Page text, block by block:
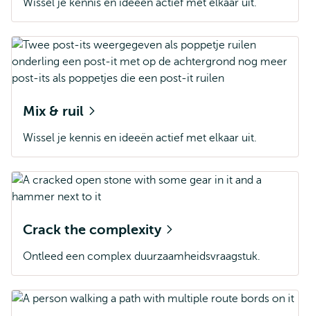
Wissel je kennis en ideeën actief met elkaar uit.
Mix & ruil
Wissel je kennis en ideeën actief met elkaar uit.
Crack the complexity
Ontleed een complex duurzaamheidsvraagstuk.